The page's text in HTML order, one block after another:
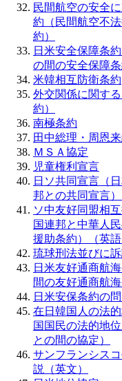
民間航空の安全
約（民間航空不
約）
日米安全保障条
の間の安全保障条
米韓相互防衛条約
外交関係に関す
約）
南極条約
田中総理・周恩
ＭＳＡ協定
児童権利宣言
日ソ共同宣言（
邦との共同宣言）
ソ中友好同盟相
国連邦と中華人
援助条約）（英語
琉球刑法並びに
日米友好通商航
間の友好通商航海
日米安保条約の
在日韓国人の法
国国民の法的地
との間の協定）
サンフランシス
説（英文）